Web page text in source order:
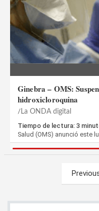
Ginebra – OMS:
hidroxicloroquina
La ONDA digital
Tiempo de lectura: 3
Salud (OMS) anunció este
entradas